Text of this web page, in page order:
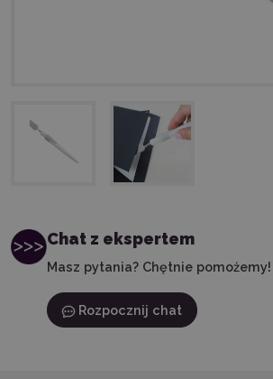
Chat z ekspertem
Masz pytania? Chętnie pomożemy!
Rozpocznij chat